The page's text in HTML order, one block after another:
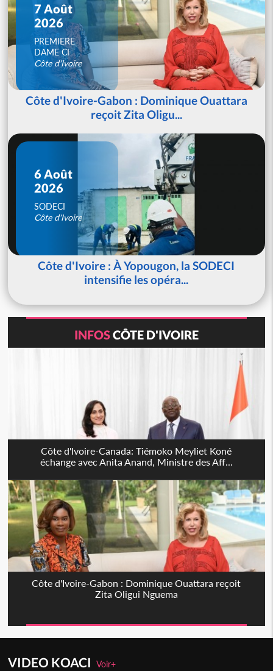
7 Août
2026
PREMIERE
DAME CI
Côte d'Ivoire
Côte d'Ivoire-Gabon : Dominique Ouattara
reçoit Zita Oligu...
6 Août
2026
SODECI
Côte d'Ivoire
Côte d'Ivoire : À Yopougon, la SODECI
intensifie les opéra...
INFOSCÔTE D'IVOIRE
Côte d'Ivoire-Canada: Tiémoko Meyliet Koné
échange avec Anita Anand, Ministre des Aff...
Côte d'Ivoire-Gabon : Dominique Ouattara reçoit
Zita Oligui Nguema
VIDEO KOACIVoir+